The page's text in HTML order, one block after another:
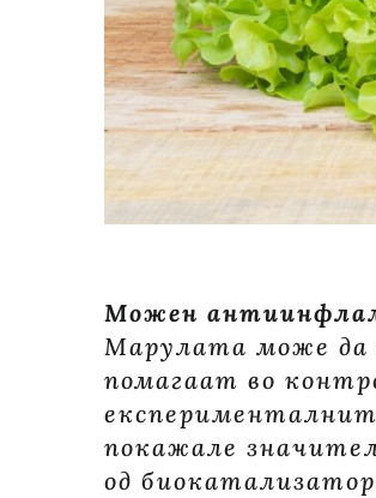
Можен
Марулата може да
помагаат во
покажале
од